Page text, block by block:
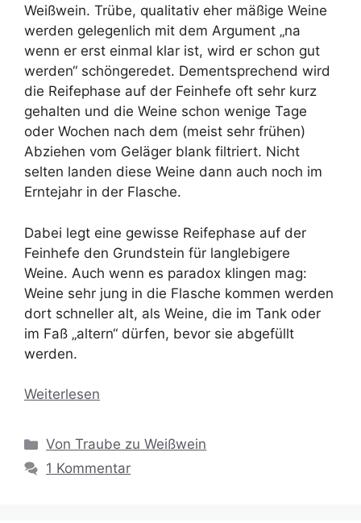
Weißwein. Trübe, qualitativ eher mäßige Weine
werden gelegenlich mit dem Argument „na
wenn er erst einmal klar ist, wird er schon gut
werden“ schöngeredet. Dementsprechend wird
die Reifephase auf der Feinhefe oft sehr kurz
gehalten und die Weine schon wenige Tage
oder Wochen nach dem (meist sehr frühen)
Abziehen vom Geläger blank filtriert. Nicht
selten landen diese Weine dann auch noch im
Erntejahr in der Flasche.
Dabei legt eine gewisse Reifephase auf der
Feinhefe den Grundstein für langlebigere
Weine. Auch wenn es paradox klingen mag:
Weine sehr jung in die Flasche kommen werden
dort schneller alt, als Weine, die im Tank oder
im Faß „altern“ dürfen, bevor sie abgefüllt
werden.
Weiterlesen
Kategorien
Von Traube zu Weißwein
1 Kommentar